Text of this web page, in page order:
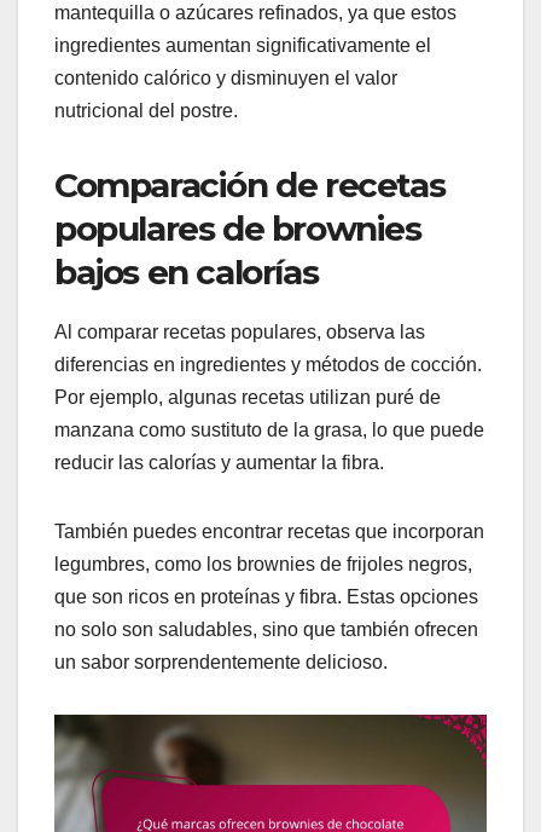
mantequilla o azúcares refinados, ya que estos
ingredientes aumentan significativamente el
contenido calórico y disminuyen el valor
nutricional del postre.
Comparación de recetas
populares de brownies
bajos en calorías
Al comparar recetas populares, observa las
diferencias en ingredientes y métodos de cocción.
Por ejemplo, algunas recetas utilizan puré de
manzana como sustituto de la grasa, lo que puede
reducir las calorías y aumentar la fibra.
También puedes encontrar recetas que incorporan
legumbres, como los brownies de frijoles negros,
que son ricos en proteínas y fibra. Estas opciones
no solo son saludables, sino que también ofrecen
un sabor sorprendentemente delicioso.